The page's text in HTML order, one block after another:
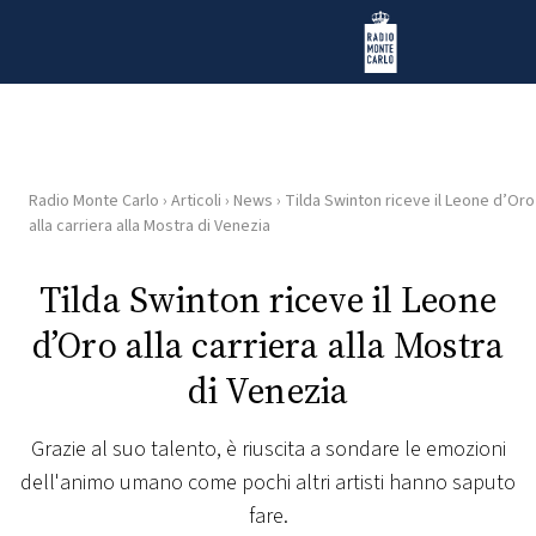
Radio Monte Carlo
HOME
RADIO
WEB
PLAYLIST
Radio Monte Carlo › Articoli › News › Tilda Swinton riceve il Leone d’Oro
alla carriera alla Mostra di Venezia
Tilda Swinton riceve il Leone
d’Oro alla carriera alla Mostra
di Venezia
Grazie al suo talento, è riuscita a sondare le emozioni
dell'animo umano come pochi altri artisti hanno saputo
fare.